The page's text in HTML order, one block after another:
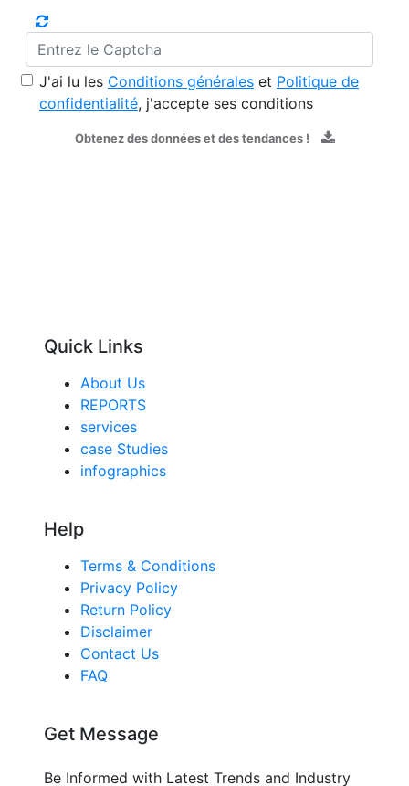
J'ai lu les Conditions générales et Politique de
confidentialité, j'accepte ses conditions
Obtenez des données et des tendances !
Quick Links
About Us
REPORTS
services
case Studies
infographics
Help
Terms & Conditions
Privacy Policy
Return Policy
Disclaimer
Contact Us
FAQ
Get Message
Be Informed with Latest Trends and Industry